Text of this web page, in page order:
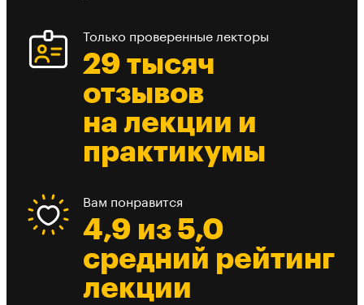
Только проверенные лекторы
29 тысяч
отзывов
на лекции и
практикумы
Вам понравится
4,9 из 5,0
средний рейтинг
лекции